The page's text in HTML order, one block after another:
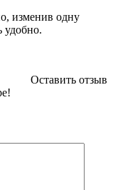
изменив одну
удобно.
Оставить отзыв